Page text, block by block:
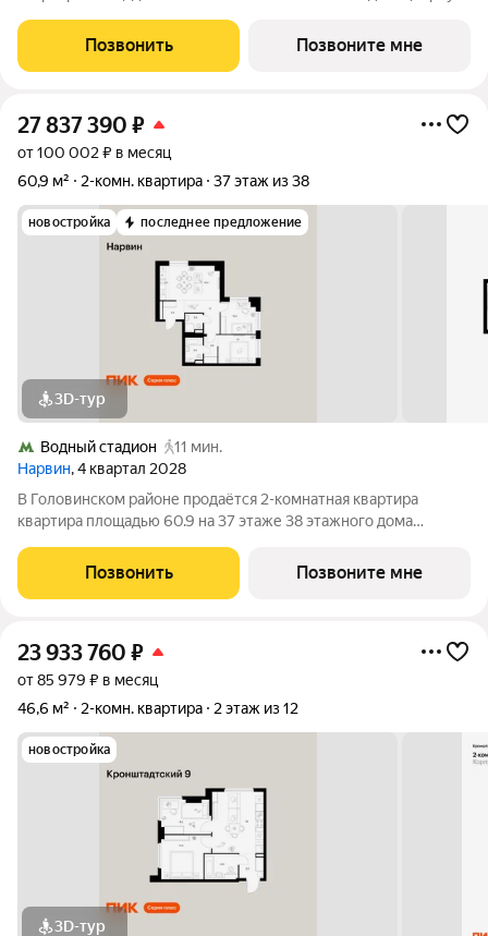
расположение 3 минуты пешком до станции метро «Водный
стадион». 2 минуты на
Позвонить Позвоните мне
27 837 390 ₽
от 100 002 ₽ в месяц
60,9 м²
2-комн. квартира 37 этаж из 38
новостройка последнее предложение
3D-тур
Водный стадион
11 мин.
Нарвин, 4 квартал 2028
В Головинском районе продаётся 2-комнатная квартира
квартира площадью 60.9 на 37 этаже 38 этажного дома
расположение 10 минут пешком до станции метро «Водный
стадион» и 20 минут до МЦК «Коптево».
Позвонить Позвоните мне
23 933 760 ₽
от 85 979 ₽ в месяц
46,6 м²
2-комн. квартира 2 этаж из 12
новостройка
3D-тур